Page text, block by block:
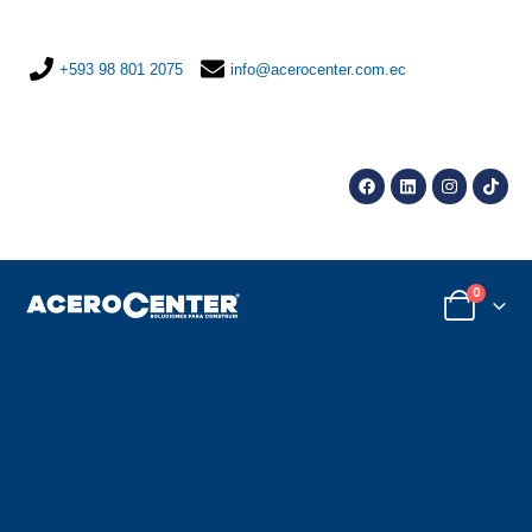
+593 98 801 2075 info@acerocenter.com.ec
0